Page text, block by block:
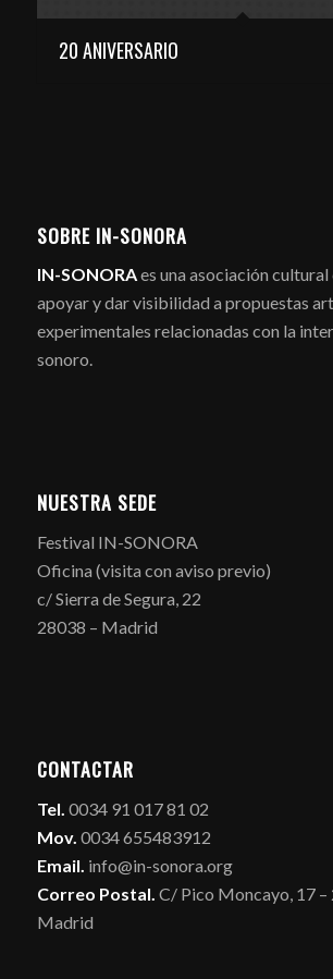
20 ANIVERSARIO
SOBRE IN-SONORA
IN-SONORAes una asociación cultural
apoyar y dar visibilidad a propuestas
experimentales relacionadas con la
sonoro.
NUESTRA SEDE
Festival IN-SONORA
Oficina (visita con aviso previo)
c/ Sierra de Segura, 22
28038 – Madrid
CONTACTAR
Tel. 0034 91 017 81 02
Mov. 0034 655483912
Email. info@in-sonora.org
Correo Postal. C/ Pico Moncayo, 17 –
Madrid